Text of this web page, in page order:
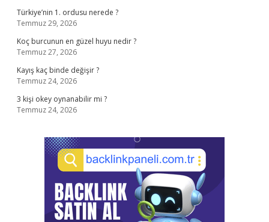
Türkiye’nin 1. ordusu nerede ?
Temmuz 29, 2026
Koç burcunun en güzel huyu nedir ?
Temmuz 27, 2026
Kayış kaç binde değişir ?
Temmuz 24, 2026
3 kişi okey oynanabilir mi ?
Temmuz 24, 2026